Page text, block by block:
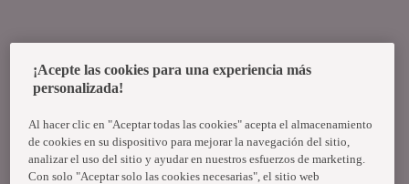
¡Acepte las cookies para una experiencia más
personalizada!
Al hacer clic en "Aceptar todas las cookies" acepta el almacenamiento
de cookies en su dispositivo para mejorar la navegación del sitio,
analizar el uso del sitio y ayudar en nuestros esfuerzos de marketing.
Con solo "Aceptar solo las cookies necesarias", el sitio web